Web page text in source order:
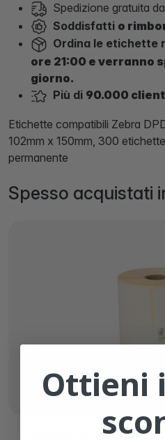
Spedizione gratuita
Soddisfatti o
Ordina le etichette
ore 21:00 e verranno
giorno.
Più di 90.000
Etichette compatibili Zebra
102mm x 150mm, 300
permanente
Spesso acquistati
32€
Etichette (800264-605)
Ottieni